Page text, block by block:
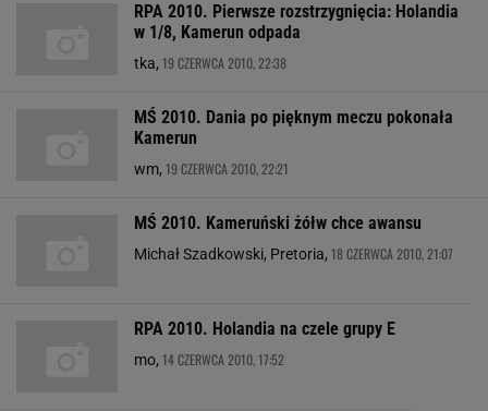
RPA 2010. Pierwsze rozstrzygnięcia: Holandia
w 1/8, Kamerun odpada
tka, 19 CZERWCA 2010, 22:38
MŚ 2010. Dania po pięknym meczu pokonała
Kamerun
wm, 19 CZERWCA 2010, 22:21
MŚ 2010. Kameruński żółw chce awansu
Michał Szadkowski, Pretoria, 18 CZERWCA 2010, 21:07
RPA 2010. Holandia na czele grupy E
mo, 14 CZERWCA 2010, 17:52